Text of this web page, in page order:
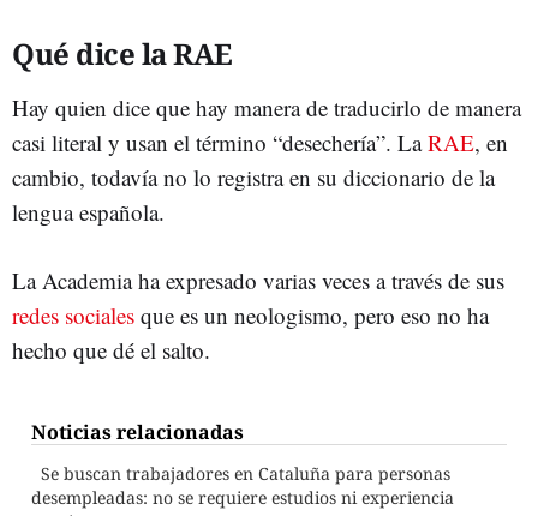
Qué dice la RAE
Hay quien dice que hay manera de traducirlo de manera
casi literal y usan el término “desechería”. LaRAE, en
cambio, todavía no lo registra en su diccionario de la
lengua española.
La Academia ha expresado varias veces a través de sus
redes sociales que es un neologismo, pero eso no ha
hecho que dé el salto.
Noticias relacionadas
Se buscan trabajadores en Cataluña para personas
desempleadas: no se requiere estudios ni experiencia